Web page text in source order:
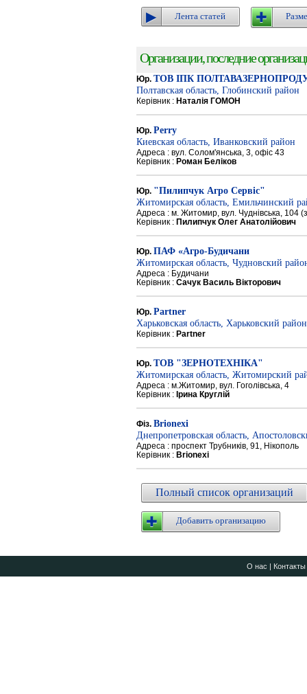
Лента статей
Организации, последние
Юр. ТОВ ІПК
Полтавская область, Глобинский район
Керівник : Наталія ГОМОН
Юр. Perry
Киевская область, Иванковский район
Адреса : вул. Солом'янська, 3, офіс 43
Керівник : Роман Беліков
Юр. "Пилипчук Агро Сервіс"
Житомирская область, Емильчинский
Адреса : м. Житомир, вул. Чуднівська, 104
Керівник : Пилипчук Олег Анатолійович
Юр. ПАФ «Агро-Будичани
Житомирская область, Чудновский
Адреса : Будичани
Керівник : Сачук Василь Вікторович
Юр. Partner
Харьковская область, Харьковский район
Керівник : Partner
Юр. ТОВ "ЗЕРНОТЕХНІКА"
Житомирская область, Житомирский
Адреса : м.Житомир, вул. Гоголівська, 4
Керівник : Ірина Круглій
Фіз. Brionexi
Днепропетровская область,
Адреса : проспект Трубників, 91, Нікополь
Керівник : Brionexi
Полный список организаций
Добавить организацию
О нас | Контакты